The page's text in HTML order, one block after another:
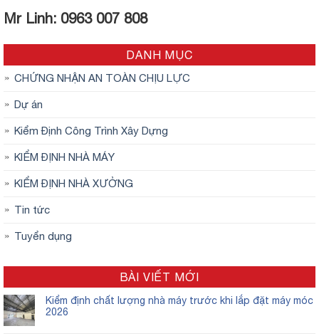
Mr Linh: 0963 007 808
DANH MỤC
CHỨNG NHẬN AN TOÀN CHỊU LỰC
Dự án
Kiểm Định Công Trình Xây Dựng
KIỂM ĐỊNH NHÀ MÁY
KIỂM ĐỊNH NHÀ XƯỞNG
Tin tức
Tuyển dụng
BÀI VIẾT MỚI
Kiểm định chất lượng nhà máy trước khi lắp đặt máy móc
2026